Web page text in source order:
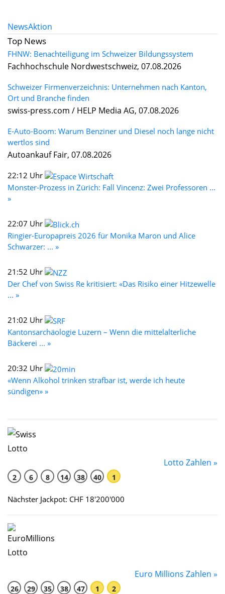
NewsAktion
Top News
FHNW: Benachteiligung im Schweizer Bildungssystem
Fachhochschule Nordwestschweiz, 07.08.2026
Schweizer Firmenverzeichnis: Unternehmen nach Kanton,
Ort und Branche finden
swiss-press.com / HELP Media AG, 07.08.2026
E-Auto-Boom: Warum Benziner und Diesel noch lange nicht
wertlos sind
Autoankauf Fair, 07.08.2026
22:12 Uhr
Monster-Prozess in Zürich: Fall Vincenz: Zwei Professoren ...
»
22:07 Uhr
Ringier-Europapreis 2026 für Monika Maron und Alice
Schwarzer: ... »
21:52 Uhr
Der Chef von Swiss Re kritisiert: «Das Risiko einer Hitzewelle
... »
21:02 Uhr
Kantonsarchäologie Luzern – Wenn die mittelalterliche
Bäckerei ... »
20:32 Uhr
«Wenn Alkohol trinken strafbar ist, werde ich heute
sündigen» »
Lotto Zahlen »
2 6 8 14 38 40 1
Nächster Jackpot: CHF 18'200'000
Euro Millions Zahlen »
26 29 35 38 47 1 2